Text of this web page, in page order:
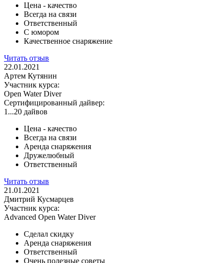
Цена - качество
Всегда на связи
Ответственный
С юмором
Качественное снаряжение
Читать отзыв
22.01.2021
Артем Кутянин
Участник курса:
Open Water Diver
Сертифицированный дайвер:
1...20 дайвов
Цена - качество
Всегда на связи
Аренда снаряжения
Дружелюбный
Ответственный
Читать отзыв
21.01.2021
Дмитрий Кусмарцев
Участник курса:
Advanced Open Water Diver
Сделал скидку
Аренда снаряжения
Ответственный
Очень полезные советы